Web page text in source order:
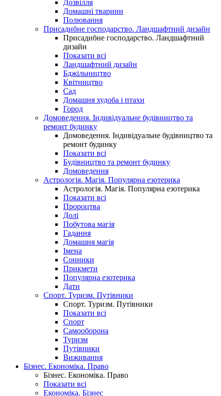
Дозвілля
Домашні тварини
Полювання
Присадибне господарство. Ландшафтний дизайн
Присадибне господарство. Ландшафтний
дизайн
Показати всі
Ландшафтний дизайн
Бджільництво
Квітництво
Сад
Домашня худоба і птахи
Город
Домоведення. Індивідуальне будівництво та
ремонт будинку
Домоведення. Індивідуальне будівництво та
ремонт будинку
Показати всі
Будівництво та ремонт будинку
Домоведення
Астрологія. Магія. Популярна езотерика
Астрологія. Магія. Популярна езотерика
Показати всі
Пророцтва
Долі
Побутова магія
Гадання
Домашня магія
Імена
Сонники
Прикмети
Популярна езотерика
Дати
Спорт. Туризм. Путівники
Спорт. Туризм. Путівники
Показати всі
Спорт
Самооборона
Туризм
Путівники
Виживання
Бізнес. Економіка. Право
Бізнес. Економіка. Право
Показати всі
Економіка. Бізнес